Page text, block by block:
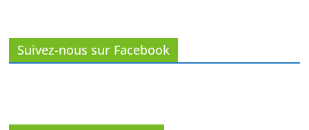
Suivez-nous sur Facebook